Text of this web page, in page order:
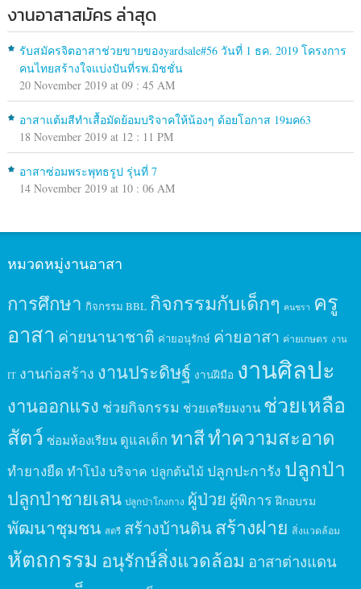
งานอาสาสมัคร ล่าสุด
รับสมัครจิตอาสาช่วยขายของyardsale#56 วันที่ 1 ธค. 2019 โครงการ
คนไทยสร้างใจแบ่งปันที่รพ.มิชชั่น
20 November 2019 at 09 : 45 AM
อาสาแต้มสีทำเสื้อมัดย้อมบริจาคให้น้องๆ ด้อยโอกาส 19มค63
18 November 2019 at 12 : 11 PM
อาสาซ่อมพระพุทธรูป รุ่นที่ 7
14 November 2019 at 10 : 06 AM
หมวดหมู่งานอาสา
การศึกษา กิจกรรม BBL กิจกรรมกับเด็กๆ คนชรา ครู
อาสา ค่ายนานาชาติ ค่ายอนุรักษ์ ค่ายอาสา ค่ายเกษตร งาน
IT งานก่อสร้าง งานประดิษฐ์ งานฝีมือ งานศิลปะ
งานออกแรง ช่วยกิจกรรม ช่วยเตรียมงาน ช่วยเหลือ
สัตว์ ซ่อมห้องเรียน ดูแลเด็ก ทาสีทำความสะอาด
ทำยางยืด ทำโป่ง บริจาค ปลูกต้นไม้ ปลูกปะการัง ปลูกป่า
ปลูกป่าชายเลน ปลูกป่าโกงกาง ผู้ป่วย ผู้พิการ ฝึกอบรม
พัฒนาชุมชน สตรี สร้างบ้านดินสร้างฝาย สิ่งแวดล้อม
หัตถกรรม อนุรักษ์สิ่งแวดล้อม อาสาต่างแดน